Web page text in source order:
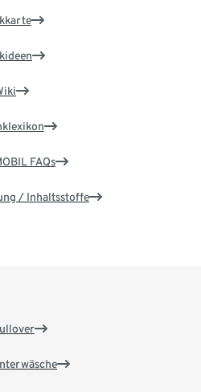
FAQs
/ Inhaltsstoffe